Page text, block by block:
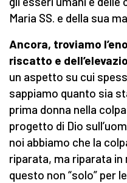
Maria SS. e della sua
Ancora, troviamo
riscatto e
un aspetto su cui
sappiamo quanto sia
prima donna nella
progetto di Dio
noi abbiamo che la
riparata, ma riparata
questo non “solo” per